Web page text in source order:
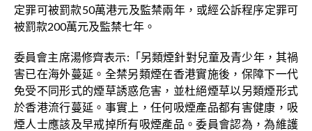
定罪可被罰款50萬港元及監禁兩年，或經公訴程序定罪可
被罰款200萬元及監禁七年。
委員會主席湯修齊表示:「另類煙針對兒童及青少年，其禍
害已在海外蔓延。全禁另類煙在香港實施後，保障下一代
免受不同形式的煙草誘惑危害，並杜絕煙草以另類煙形式
於香港流行蔓延。事實上，任何吸煙產品都有害健康，吸
煙人士應該及早戒掉所有吸煙產品。委員會認為，為維護